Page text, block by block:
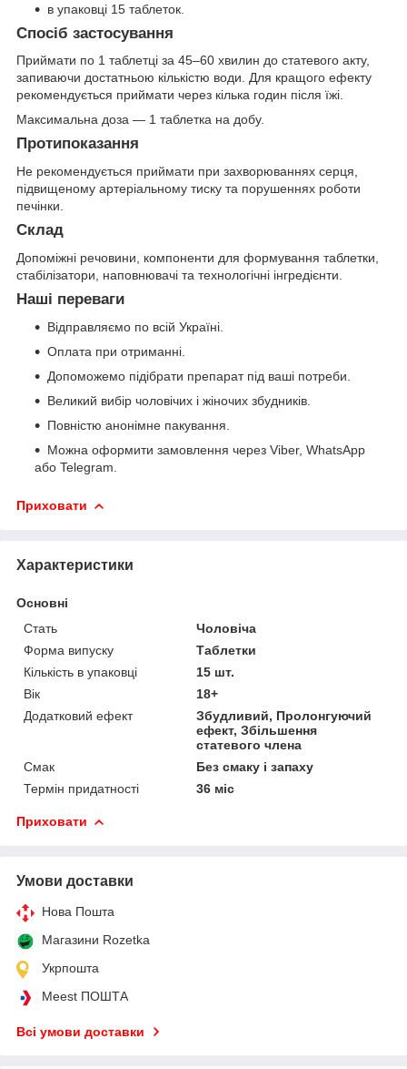
в упаковці 15 таблеток.
Спосіб застосування
Приймати по 1 таблетці за 45–60 хвилин до статевого акту,
запиваючи достатньою кількістю води. Для кращого ефекту
рекомендується приймати через кілька годин після їжі.
Максимальна доза — 1 таблетка на добу.
Протипоказання
Не рекомендується приймати при захворюваннях серця,
підвищеному артеріальному тиску та порушеннях роботи
печінки.
Склад
Допоміжні речовини, компоненти для формування таблетки,
стабілізатори, наповнювачі та технологічні інгредієнти.
Наші переваги
Відправляємо по всій Україні.
Оплата при отриманні.
Допоможемо підібрати препарат під ваші потреби.
Великий вибір чоловічих і жіночих збудників.
Повністю анонімне пакування.
Можна оформити замовлення через Viber, WhatsApp
або Telegram.
Приховати
Характеристики
Основні
Стать
Чоловіча
Форма випуску
Таблетки
Кількість в упаковці
15 шт.
Вік
18+
Додатковий ефект
Збудливий, Пролонгуючий
ефект, Збільшення
статевого члена
Смак
Без смаку і запаху
Термін придатності
36 міс
Приховати
Умови доставки
Нова Пошта
Магазини Rozetka
Укрпошта
Meest ПОШТА
Всі умови доставки